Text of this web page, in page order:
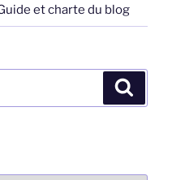
et charte du blog